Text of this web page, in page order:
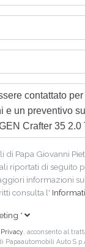
di Papa Giovanni
riportati di seguito
consulta l'
*
, acconsento al
Papaautomobili Auto